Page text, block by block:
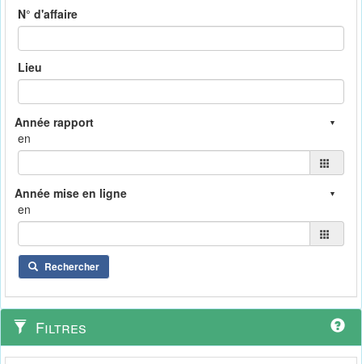
N° d'affaire
Lieu
en
en
Rechercher
Filtres